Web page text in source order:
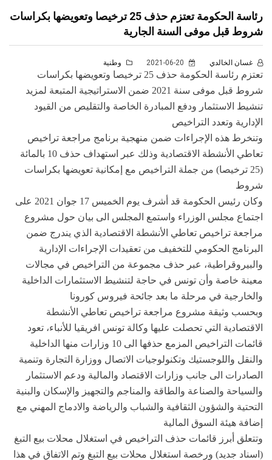
رئاسة الحكومة تعتزم حذف 25 ترخيصا وتعويضها بكراسات
شروط قبل موفى السنة الجارية
غسان الخالدي وطنية
تعتزم رئاسة الحكومة حذف 25 ترخيصا وتعويضها بكراسات
شروط قبل موفى سنة 2021 ضمن الاستراتيجية المتبعة لمزيد
تنشيط الاستثمار ودفع المبادرة الخاصة والتقليص من القيود
الإدارية وتعدد التراخيص
وتنخرط هذه الإجراءات ضمن منهجية برنامج مراجعة تراخيص
تعاطي الأنشطة الاقتصادية وذلك عبر استهداف حذف 10 بالمائة
(25 ترخيصا) من جملة التراخيص مع إمكانية تعويضها بكراسات
شروط
وكان رئيس الحكومة قد أشرف يوم الخميس 17 جوان 2021 على
اجتماع مجلس الوزراء واستمع المجلس الى بيان حول مشروع
مراجعة تراخيص تعاطي الأنشطة الاقتصادية الذي يندرج ضمن
البرنامج الحكومي للتخفيف من تعقيدات الإجراءات الإدارية
والبيروقراطية، عبر حذف مجموعة من التراخيص في مجالات
معينة خاصة وأن تونس في حاجة لتنشيط الاستثمارات الداخلية
والخارجية في مرحلة ما بعد جائحة فيروس كورونا
وبحسب وثيقة مشروع مراجعة تراخيص تعاطي الأنشطة
الاقتصادية التي تحصلت عليها وكالة تونس افريقيا للأنباء، تعود
قائمات التراخيص المزمع حذفها الى 10 وزارات منها الداخلية
والنقل واللوجستيك وتكنولوجيات الاتصال ووزارة التجارة وتنمية
الصادرات الى جانب وزارات الاقتصاد والمالية ودعم الاستثمار
والسياحة والصناعة والطاقة والمناجم والتجهيز والإسكان والبنية
التحتية والشؤون الثقافية والشباب والرياضة والادماج المهني مع
إضافة هيئة السوق المالية
وتتعلق أبرز قائمات حذف التراخيص في استغلال محلات بيع التبغ
(اسناد جديد) ورخصة استغلال محلات بيع التبغ وتم الاتفاق في هذا